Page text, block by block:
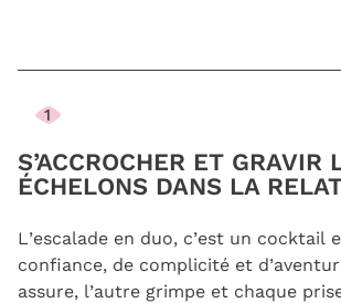
1
S’ACCROCHER ET GRAVIR
ÉCHELONS DANS LA
L’escalade en duo, c’est un cocktail
confiance, de complicité et
assure, l’autre grimpe et chaque